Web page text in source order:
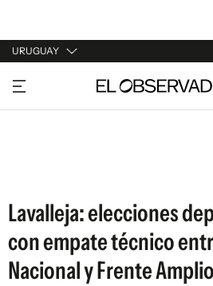
URUGUAY
URUGUAY
ARGENTINA
Lavalleja: elecciones
con empate técnico
Nacional y Frente Amplio